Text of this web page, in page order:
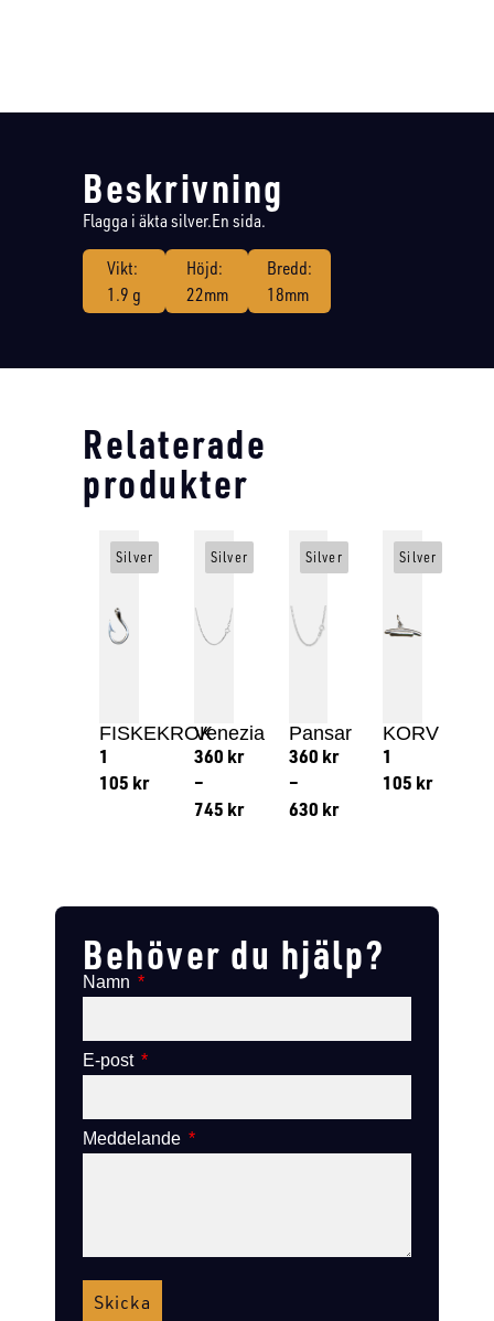
Beskrivning
Flagga i äkta silver.En sida.
Vikt:
1.9 g
Höjd:
22mm
Bredd:
18mm
Relaterade
produkter
FISKEKROK
1
105 kr
Silver
Venezia
360 kr
–
745 kr
Silver
Pansar
360 kr
–
630 kr
Silver
KORV
1
105 kr
Silver
Behöver du hjälp?
Namn
E-post
Meddelande
Skicka